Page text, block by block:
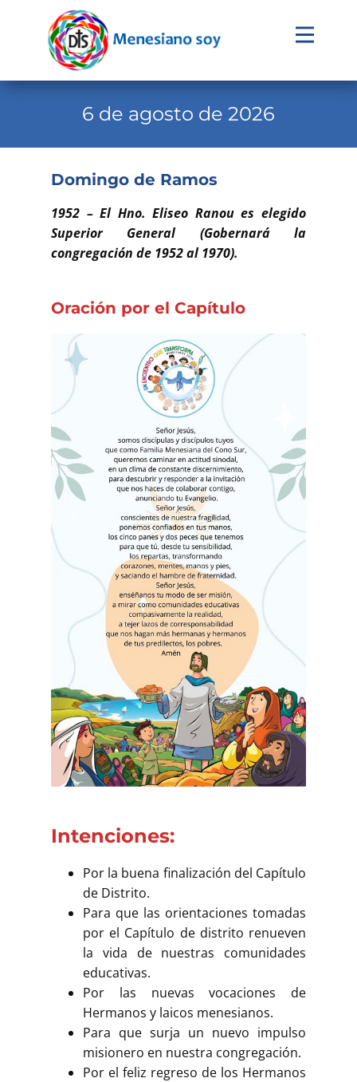
Evangelio
Familia Menesiana
Pastoral Vocacional
Recursos
Contacto
Buscar
6 de agosto de 2026
Domingo de Ramos
1952 – El Hno. Eliseo Ranou es elegido
Superior General (Gobernará la
congregación de 1952 al 1970).
Oración por el Capítulo
Intenciones:
Por la buena finalización del Capítulo
de Distrito.
Para que las orientaciones tomadas
por el Capítulo de distrito renueven
la vida de nuestras comunidades
educativas.
Por las nuevas vocaciones de
Hermanos y laicos menesianos.
Para que surja un nuevo impulso
misionero en nuestra congregación.
Por el feliz regreso de los Hermanos